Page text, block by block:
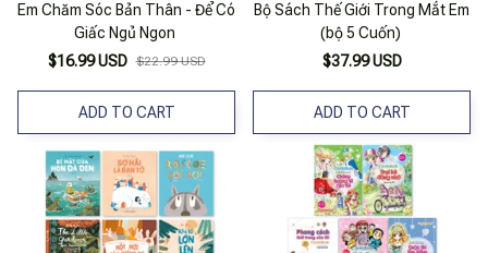
Em Chăm Sóc Bản Thân - Để Có
Giấc Ngủ Ngon
$16.99 USD $22.99 USD
ADD TO CART
Bộ Sách Thế Giới Trong Mắt Em
(bộ 5 Cuốn)
$37.99 USD
ADD TO CART